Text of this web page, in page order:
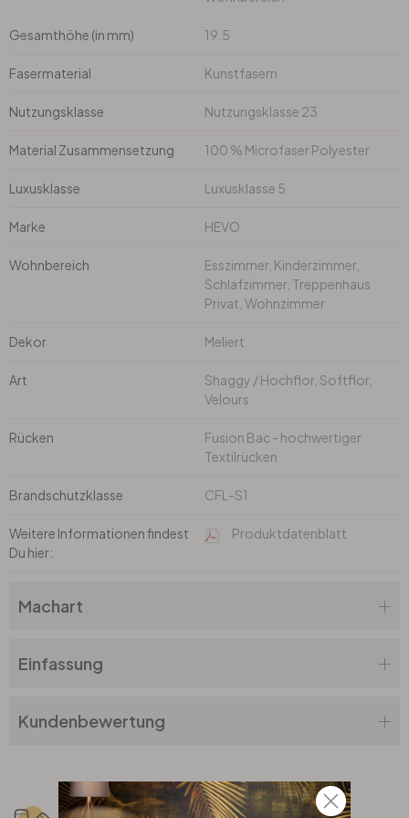
Eingangsbereich
Gesamthöhe (in mm) 19.5
Fasermaterial Kunstfasern
Nutzungsklasse Nutzungsklasse 23
Material Zusammensetzung 100 % Microfaser Polyester
Luxusklasse Luxusklasse 5
Marke HEVO
Wohnbereich
Esszimmer, Kinderzimmer,
Schlafzimmer, Treppenhaus
Privat, Wohnzimmer
Dekor Meliert
Art
Shaggy / Hochflor, Softflor,
Velours
Rücken
Fusion Bac - hochwertiger
Textilrücken
Brandschutzklasse CFL-S1
Weitere Informationen findest
Du hier:
Produktdatenblatt
Machart
Einfassung
Kundenbewertung